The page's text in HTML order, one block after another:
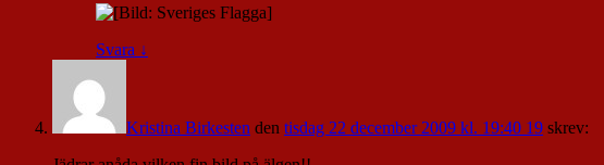
Svara ↓
Kristina Birkesten den tisdag 22 december 2009 kl. 19:40 19 skrev: